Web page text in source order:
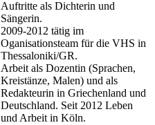
Auftritte als Dichterin und
Sängerin.
2009-2012 tätig im
Oganisationsteam für die VHS in
Thessaloniki/GR.
Arbeit als Dozentin (Sprachen,
Kreistänze, Malen) und als
Redakteurin in Griechenland und
Deutschland. Seit 2012 Leben
und Arbeit in Köln.